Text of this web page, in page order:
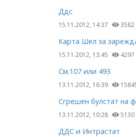
Ддс
15.11.2012, 14:37 3582
Карта Шел за
15.11.2012, 13:45 4297
См.107 или 493
13.11.2012, 16:39
Сгрешен булстат на
13.11.2012, 10:28 5130
ДДС и Интрастат